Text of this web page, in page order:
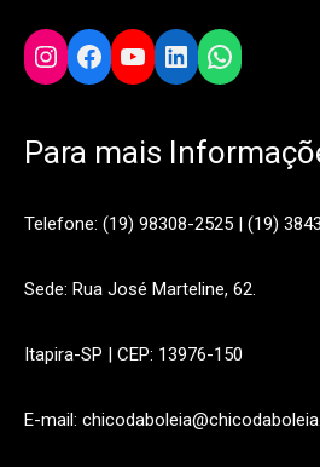
Instagram
Facebook
YouTube
LinkedIn
Para mais
Telefone: (19) 98308-2525 | (19)
Sede: Rua José Marteline, 62.
Itapira-SP | CEP: 13976-150
E-mail: